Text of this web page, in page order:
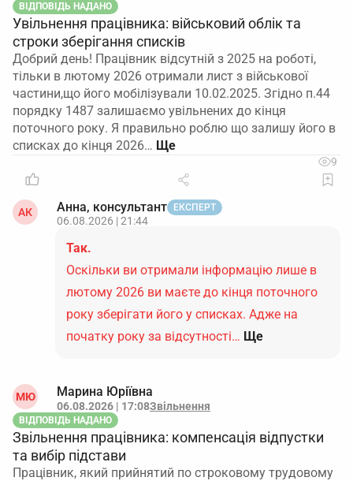
ВІДПОВІДЬ НАДАНО
Увільнення працівника: військовий облік та
строки зберігання списків
Добрий день! Працівник відсутній з 2025 на роботі,
тільки в лютому 2026 отримали лист з військової
частини,що його мобілізували 10.02.2025. Згідно п.44
порядку 1487 залишаємо увільнених до кінця
поточного року. Я правильно роблю що залишу його в
списках до кінця 2026…
9
АК Анна, консультант ЕКСПЕРТ
06.08.2026 | 21:44
Так.
Оскільки ви отримали інформацію лише в
лютому 2026 ви маєте до кінця поточного
року зберігати його у списках. Адже на
початку року за відсутності… Ще
МЮ Марина Юріївна
06.08.2026 | 17:08Звільнення
ВІДПОВІДЬ НАДАНО
Звільнення працівника: компенсація відпустки
та вибір підстави
Працівник, який прийнятий по строковому трудовому